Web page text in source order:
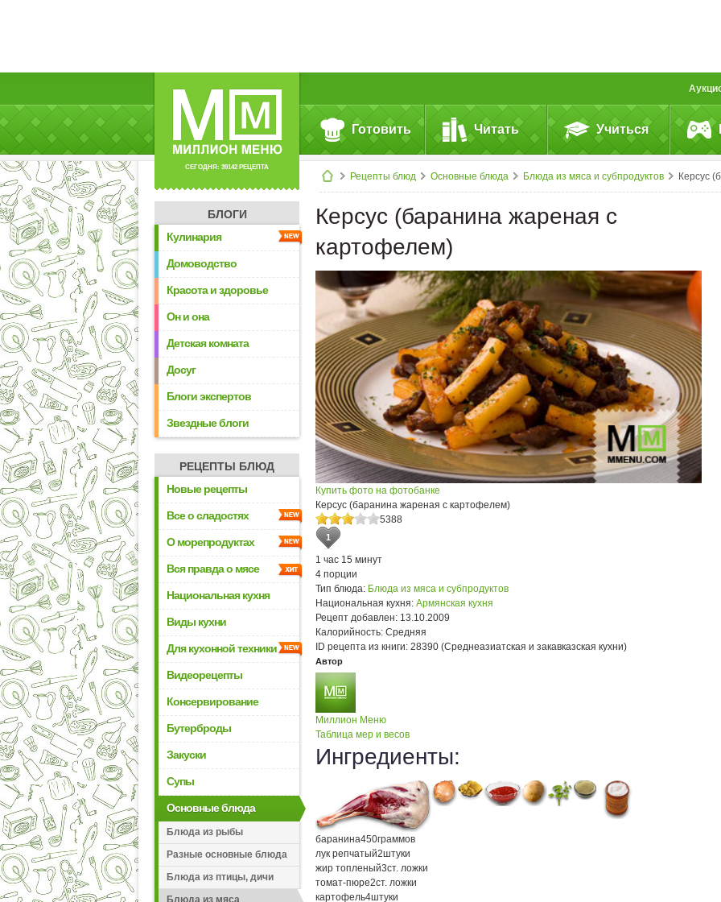
СЕГОДНЯ: 39142 РЕЦЕПТА
Готовить Читать Учиться
Рецепты блюд Основные блюда Блюда из мяса и субпродуктов Керсус (баранина жареная с картофелем)
БЛОГИ
Кулинария
Домоводство
Красота и здоровье
Он и она
Детская комната
Досуг
Блоги экспертов
Звездные блоги
РЕЦЕПТЫ БЛЮД
Новые рецепты
Все о сладостях
О морепродуктах
Вся правда о мясе
Национальная кухня
Виды кухни
Для кухонной техники
Видеорецепты
Консервирование
Бутерброды
Закуски
Супы
Основные блюда
Блюда из рыбы
Разные основные блюда
Блюда из птицы, дичи
Блюда из мяса
Керсус (баранина жареная с
картофелем)
Купить фото на фотобанке
Керсус (баранина жареная с картофелем)
5388
1
1 час 15 минут
4 порции
Тип блюда: Блюда из мяса и субпродуктов
Национальная кухня: Армянская кухня
Рецепт добавлен: 13.10.2009
Калорийность: Средняя
ID рецепта из книги: 28390 (Среднеазиатская и закавказская кухни)
Автор
Миллион Меню
Таблица мер и весов
Ингредиенты:
баранина450граммов
лук репчатый2штуки
жир топленый3ст. ложки
томат-пюре2ст. ложки
картофель4штуки